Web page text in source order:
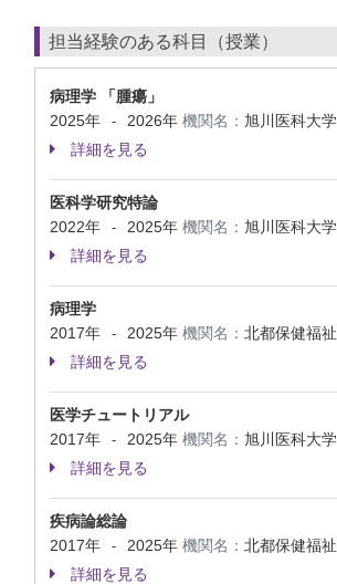
担当経験のある科目（授業）
病理学 「腫瘍」
2025年
- 2026年 機関名： 旭川医科大学
詳細を見る
医科学研究特論
2022年
- 2025年 機関名： 旭川医科大学
詳細を見る
病理学
2017年
- 2025年 機関名： 北都保健福
詳細を見る
医学チュートリアル
2017年
- 2025年 機関名： 旭川医科大学
詳細を見る
疾病論総論
2017年
- 2025年 機関名： 北都保健福
詳細を見る